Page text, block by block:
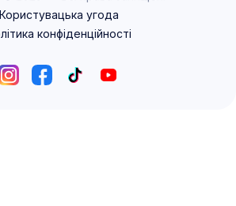
Користувацька угода
конфіденційності